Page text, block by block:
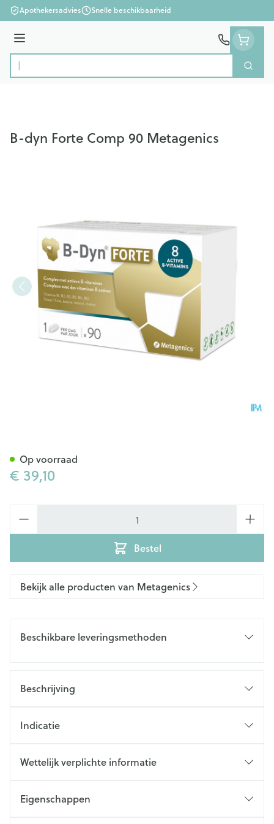
Ga naar de inhoud
Apothekersadvies Snelle beschikbaarheid
Menu
Product, merk, categorie...
Zoek
B-dyn Forte Comp 90 Metagenics
€ 39,10
Bestel
Op voorraad
Bekijk alle producten van Metagenics
Beschikbare leveringsmethoden
Beschrijving
Indicatie
Wettelijk verplichte informatie
Eigenschappen